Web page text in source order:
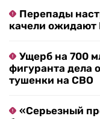
Перепады
качели ожидают
Ущерб на 700
фигуранта дела
тушенки на СВО
«Серьезный